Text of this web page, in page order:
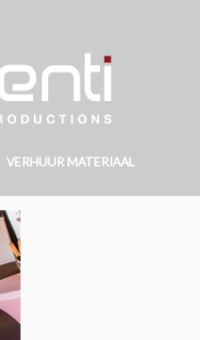
VERHUUR MATERIAAL